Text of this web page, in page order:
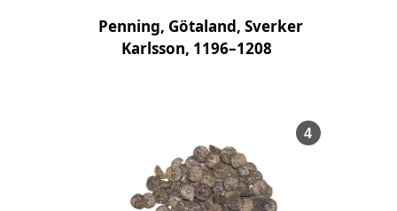
Penning, Götaland, Sverker
Karlsson, 1196–1208
,
4